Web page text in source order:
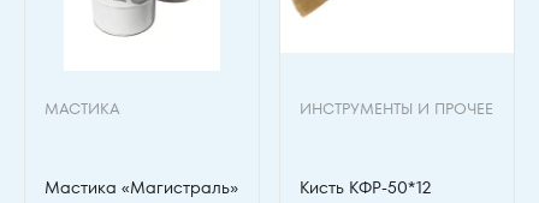
МАСТИКА
Мастика «Магистраль»
ИНСТРУМЕНТЫ И ПРОЧЕЕ
Кисть КФР-50*12